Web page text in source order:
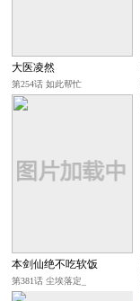
大医凌然
第254话 如此帮忙
本剑仙绝不吃软饭
第381话 尘埃落定_